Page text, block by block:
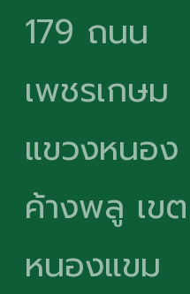
179 ถนน
เพชรเกษม
แขวงหนอง
ค้างพลู เขต
หนองแขม